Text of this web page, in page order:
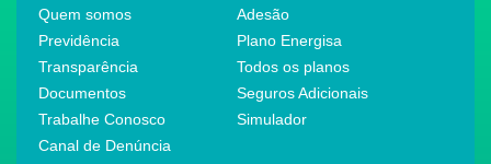
Quem somos
Previdência
Transparência
Documentos
Trabalhe Conosco
Canal de Denúncia
Adesão
Plano Energisa
Todos os planos
Seguros Adicionais
Simulador